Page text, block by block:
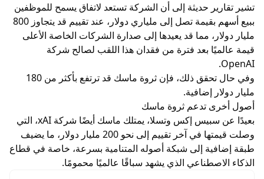
تشير تقارير حديثة إلى أن الشركة تستعد لاتفاق يسمح للموظفين
ببيع أسهم بقيمة تصل إلى ملياري دولار، عند تقييم قد يتجاوز 800
مليار دولار، مما قد يعيدها إلى صدارة الشركات الخاصة الأعلى
قيمة عالميًا بعد فترة من فقدان هذا اللقب لصالح شركة
OpenAI.
وفي حال تحقق ذلك، فإن ثروة ماسك قد ترتفع بأكثر من 180
مليار دولار إضافية.
أصول أخرى تدعم ثروة ماسك
بعيدًا عن سبيس إكس وتسلا، يمتلك ماسك أيضًا شركة xAI، التي
وصلت قيمتها في آخر تقييم إلى نحو 200 مليار دولار، ما يضيف
طبقة إضافية إلى شبكة أصوله المتنامية بسرعة، خاصة في قطاع
الذكاء الاصطناعي الذي يشهد سباقًا عالميًا محمومًا.